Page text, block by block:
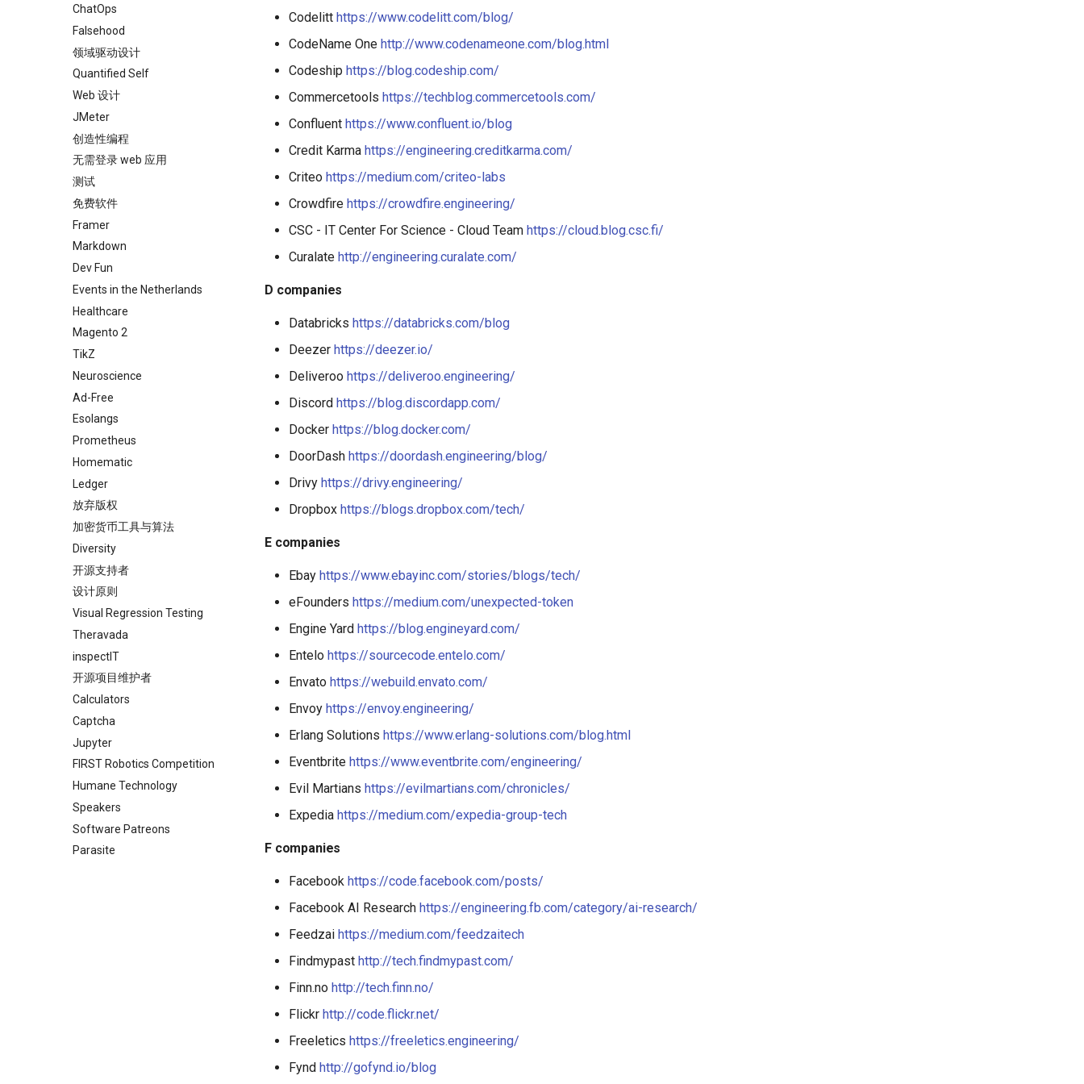
ChatOps
Falsehood
领域驱动设计
Quantified Self
Web 设计
JMeter
创造性编程
无需登录 web 应用
测试
免费软件
Framer
Markdown
Dev Fun
Events in the Netherlands
Healthcare
Magento 2
TikZ
Neuroscience
Ad-Free
Esolangs
Prometheus
Homematic
Ledger
放弃版权
加密货币工具与算法
Diversity
开源支持者
设计原则
Visual Regression Testing
Theravada
inspectIT
开源项目维护者
Calculators
Captcha
Jupyter
FIRST Robotics Competition
Humane Technology
Speakers
Software Patreons
Parasite
Codelitt https://www.codelitt.com/blog/
CodeName One http://www.codenameone.com/blog.html
Codeship https://blog.codeship.com/
Commercetools https://techblog.commercetools.com/
Confluent https://www.confluent.io/blog
Credit Karma https://engineering.creditkarma.com/
Criteo https://medium.com/criteo-labs
Crowdfire https://crowdfire.engineering/
CSC - IT Center For Science - Cloud Team https://cloud.blog.csc.fi/
Curalate http://engineering.curalate.com/
D companies
Databricks https://databricks.com/blog
Deezer https://deezer.io/
Deliveroo https://deliveroo.engineering/
Discord https://blog.discordapp.com/
Docker https://blog.docker.com/
DoorDash https://doordash.engineering/blog/
Drivy https://drivy.engineering/
Dropbox https://blogs.dropbox.com/tech/
E companies
Ebay https://www.ebayinc.com/stories/blogs/tech/
eFounders https://medium.com/unexpected-token
Engine Yard https://blog.engineyard.com/
Entelo https://sourcecode.entelo.com/
Envato https://webuild.envato.com/
Envoy https://envoy.engineering/
Erlang Solutions https://www.erlang-solutions.com/blog.html
Eventbrite https://www.eventbrite.com/engineering/
Evil Martians https://evilmartians.com/chronicles/
Expedia https://medium.com/expedia-group-tech
F companies
Facebook https://code.facebook.com/posts/
Facebook AI Research https://engineering.fb.com/category/ai-research/
Feedzai https://medium.com/feedzaitech
Findmypast http://tech.findmypast.com/
Finn.no http://tech.finn.no/
Flickr http://code.flickr.net/
Freeletics https://freeletics.engineering/
Fynd http://gofynd.io/blog